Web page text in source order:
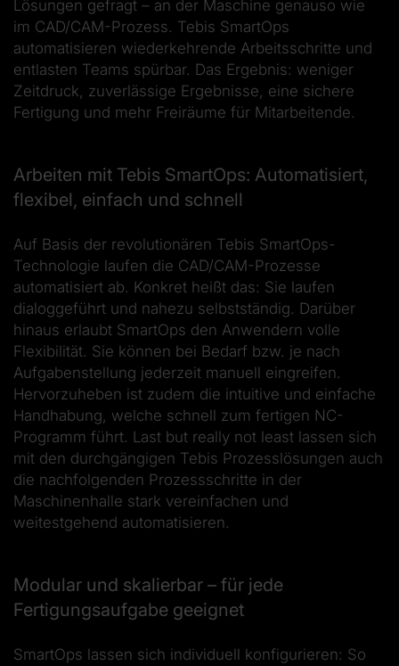
Lösungen gefragt – an der Maschine genauso wie
im CAD/CAM-Prozess. Tebis SmartOps
automatisieren wiederkehrende Arbeitsschritte und
entlasten Teams spürbar. Das Ergebnis: weniger
Zeitdruck, zuverlässige Ergebnisse, eine sichere
Fertigung und mehr Freiräume für Mitarbeitende.
Arbeiten mit Tebis SmartOps: Automatisiert,
flexibel, einfach und schnell
Auf Basis der revolutionären Tebis SmartOps-
Technologie laufen die CAD/CAM-Prozesse
automatisiert ab. Konkret heißt das: Sie laufen
dialoggeführt und nahezu selbstständig. Darüber
hinaus erlaubt SmartOps den Anwendern volle
Flexibilität. Sie können bei Bedarf bzw. je nach
Aufgabenstellung jederzeit manuell eingreifen.
Hervorzuheben ist zudem die intuitive und einfache
Handhabung, welche schnell zum fertigen NC-
Programm führt. Last but really not least lassen sich
mit den durchgängigen Tebis Prozesslösungen auch
die nachfolgenden Prozessschritte in der
Maschinenhalle stark vereinfachen und
weitestgehend automatisieren.
Modular und skalierbar – für jede
Fertigungsaufgabe geeignet
SmartOps lassen sich individuell konfigurieren: So